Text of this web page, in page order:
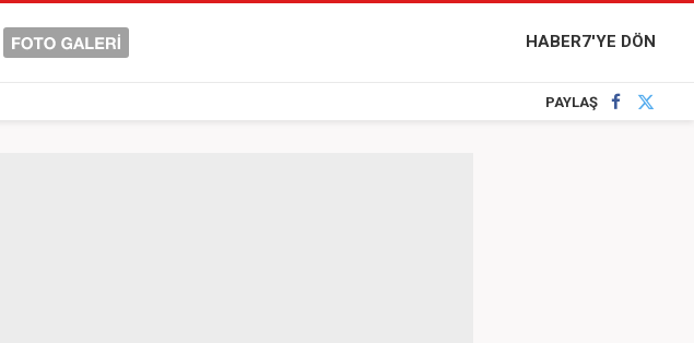
HABER7'YE DÖN
PAYLAŞ